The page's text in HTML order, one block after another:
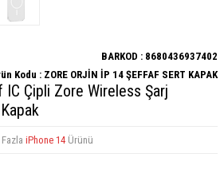
BARKOD : 8680436937402
Kodu : ZORE ORJİN İP 14 ŞEFFAF SERT KAPAK
IC Çipli Zore Wireless Şarj
Fazla iPhone 14 Ürünü